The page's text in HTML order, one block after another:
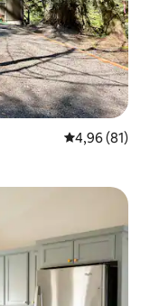
4,96 af 5 í
4,96 (81)